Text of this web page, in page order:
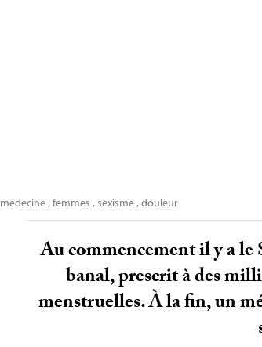
médecine,femmes ,sexisme,douleur
Au commencement il y a le
banal, prescrit à des
menstruelles. À la fin, un